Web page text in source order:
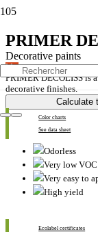
PRIMER
Decorative paints
Mat
PRIMER DECOLISS is
decorative finishes.
Calculate
Color charts
See data sheet
Odorless
Very low VOC
Very easy to
High yield
Ecolabel certificates